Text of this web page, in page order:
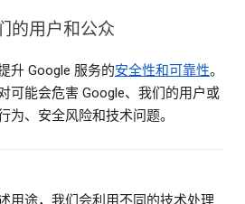
的用户和公众
升 Google 服务的安全性和可靠性。
可能会危害 Google、我们的用户或
为、安全风险和技术问题。
用途，我们会利用不同的技术处理